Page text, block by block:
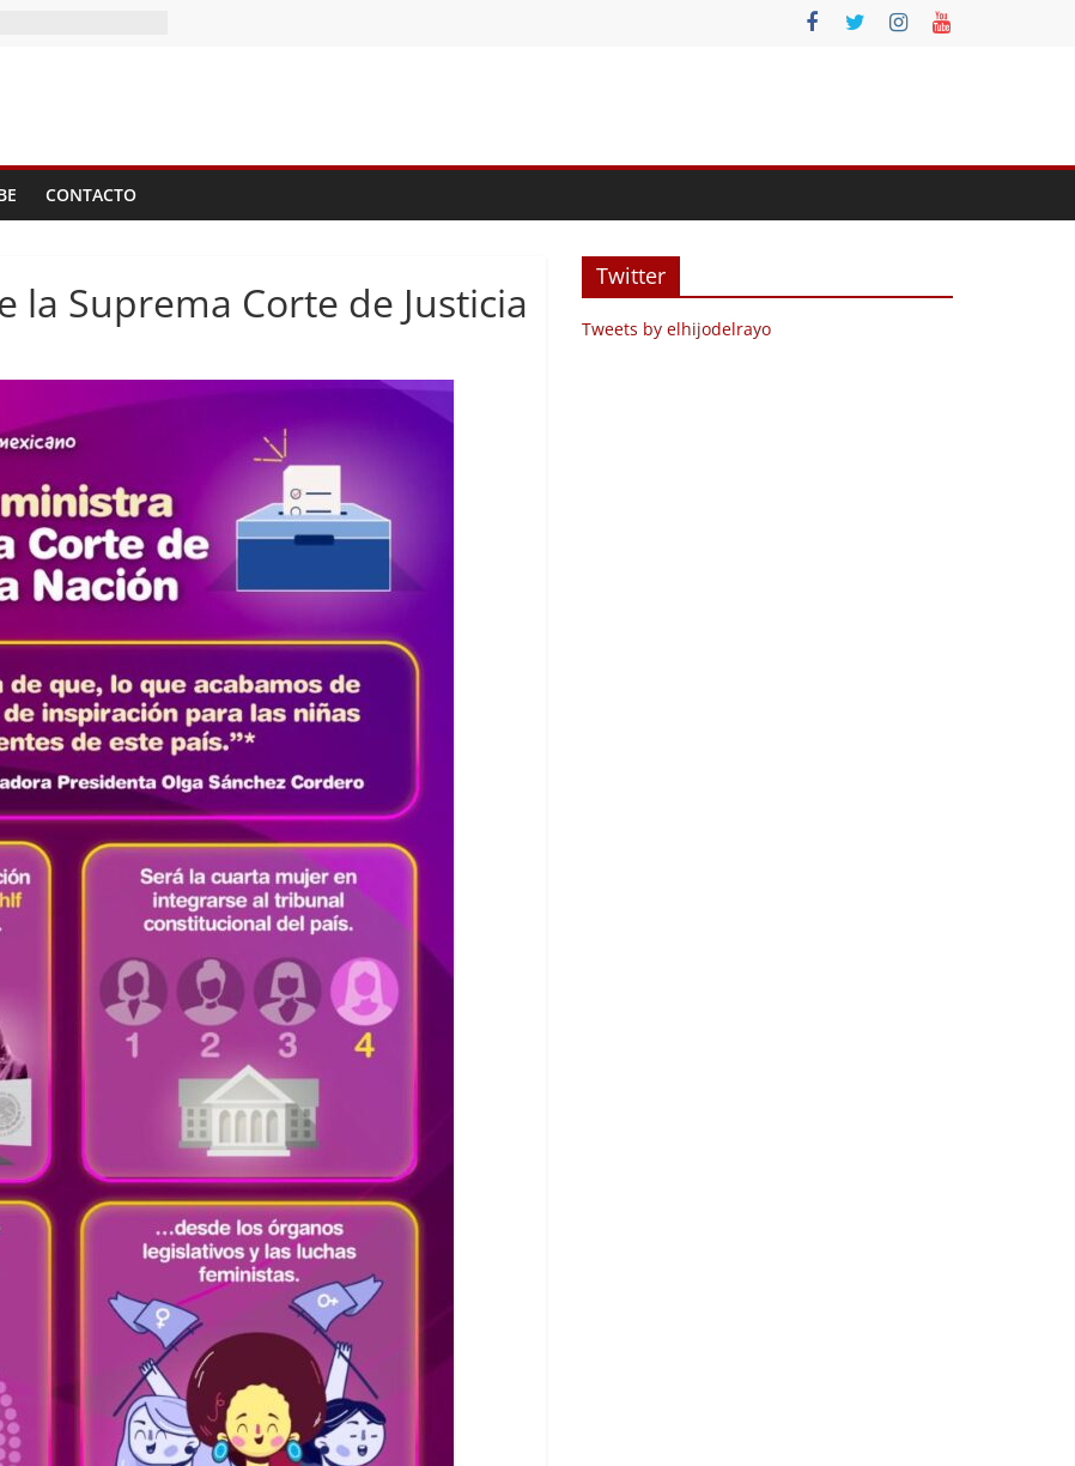
CONTACTO
la Suprema Corte de Justicia
Twitter
Tweets by elhijodelrayo